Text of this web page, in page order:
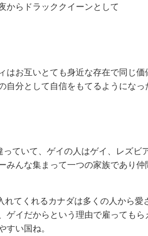
からドラッククイーンとして
お互いとても身近な存在で同じ価
分として自信をもてるようになっ
ていて、ゲイの人はゲイ、レズビ
んな集まって一つの家族であり仲
てくれるカナダは多くの人から愛
イだからという理由で雇ってもら
い国ね。